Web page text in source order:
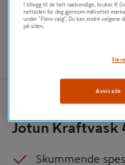
Jotun Kraftvask
Skummende
I tillegg til de helt nødvendige, bruker K
nettsiden for deg gjennom målrettet
under "Flere valg". Du kan endre valgene
på siden.
Avvis alle